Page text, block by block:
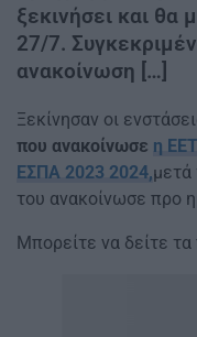
ξεκινήσει και θα
27/7.
ανακοίνωση […]
Ξεκίνησαν οι
που ανακοίνωσε η
ΕΣΠΑ 2023 2024,μετά
του ανακοίνωσε προ
Μπορείτε να δείτε